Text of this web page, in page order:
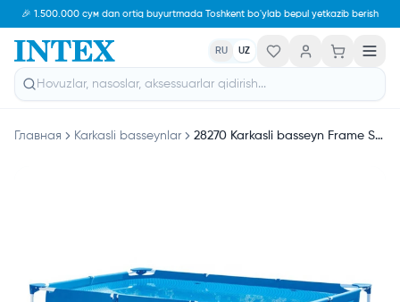
🎉 1.500.000 сум dan ortiq buyurtmada Toshkent bo'ylab bepul yetkazib berish
RU UZ
Главная Karkasli basseynlar 28270 Karkasli basseyn Frame Set, to'rtburchak, 220 x 150 x 60 sm